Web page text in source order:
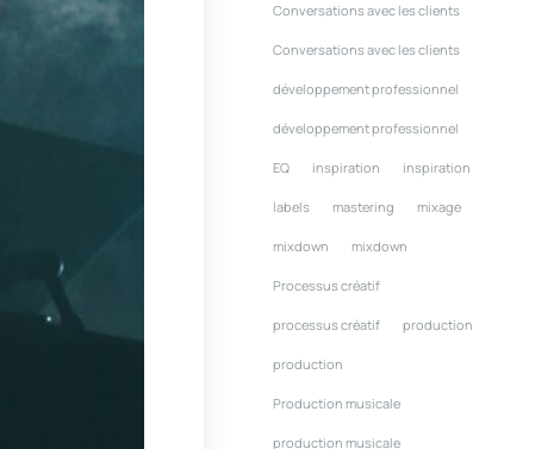
Conversations avec les clients
Conversations avec les clients
développement professionnel
développement professionnel
EQ inspiration inspiration
labels mastering mixage
mixdown mixdown
Processus créatif
processus créatif production
production
Production musicale
production musicale